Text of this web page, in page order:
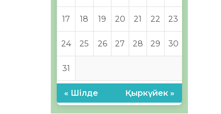
17 18 19 20 21 22 23
24 25 26 27 28 29 30
31
« Шілде Қыркүйек »